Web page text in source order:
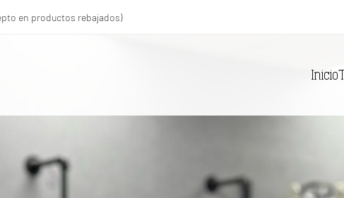
en productos rebajados)
Inicio